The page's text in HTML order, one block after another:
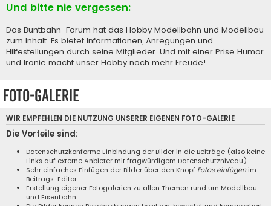
Und bitte nie vergessen:
Das Buntbahn-Forum hat das Hobby Modellbahn und Modellbau
zum Inhalt. Es bietet Informationen, Anregungen und
Hilfestellungen durch seine Mitglieder. Und mit einer Prise Humor
und Ironie macht unser Hobby noch mehr Freude!
Foto-Galerie
WIR EMPFEHLEN DIE NUTZUNG UNSERER EIGENEN FOTO-GALERIE
Die Vorteile sind:
Datenschutzkonforme Einbindung der Bilder in die Beiträge (also keine
Links auf externe Anbieter mit fragwürdigem Datenschutzniveau)
Sehr einfaches Einfügen der Bilder über den Knopf Fotos einfügenim
Beitrags-Editor
Erstellung eigener Fotogalerien zu allen Themen rund um Modellbau
und Eisenbahn